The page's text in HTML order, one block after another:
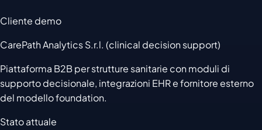
Cliente demo
CarePath Analytics S.r.l. (clinical decision support)
Piattaforma B2B per strutture sanitarie con moduli di
supporto decisionale, integrazioni EHR e fornitore esterno
del modello foundation.
Stato attuale